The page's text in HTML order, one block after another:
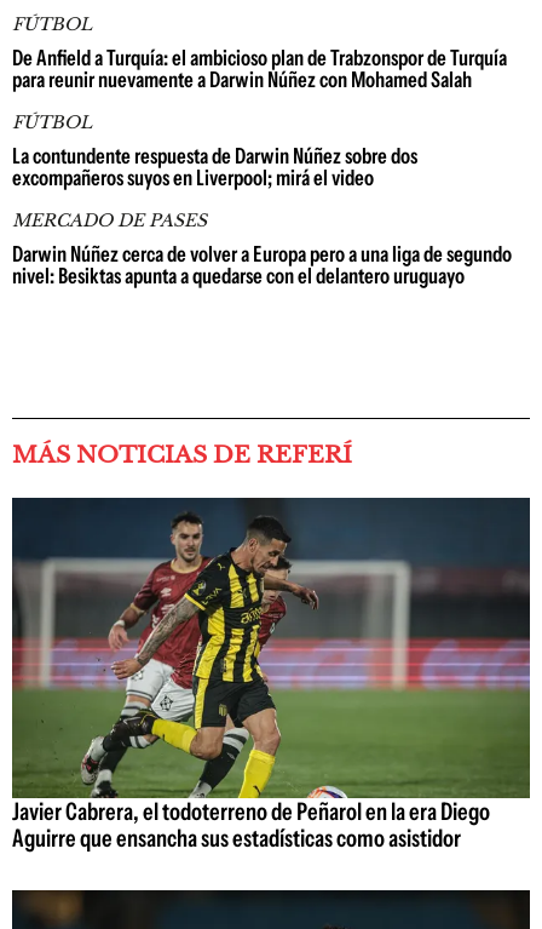
FÚTBOL
De Anfield a Turquía: el ambicioso plan de Trabzonspor de Turquía
para reunir nuevamente a Darwin Núñez con Mohamed Salah
FÚTBOL
La contundente respuesta de Darwin Núñez sobre dos
excompañeros suyos en Liverpool; mirá el video
MERCADO DE PASES
Darwin Núñez cerca de volver a Europa pero a una liga de segundo
nivel: Besiktas apunta a quedarse con el delantero uruguayo
MÁS NOTICIAS DE REFERÍ
Javier Cabrera, el todoterreno de Peñarol en la era Diego
Aguirre que ensancha sus estadísticas como asistidor